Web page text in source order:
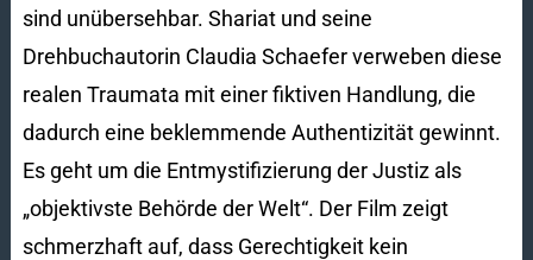
sind unübersehbar. Shariat und seine
Drehbuchautorin Claudia Schaefer verweben diese
realen Traumata mit einer fiktiven Handlung, die
dadurch eine beklemmende Authentizität gewinnt.
Es geht um die Entmystifizierung der Justiz als
„objektivste Behörde der Welt“. Der Film zeigt
schmerzhaft auf, dass Gerechtigkeit kein